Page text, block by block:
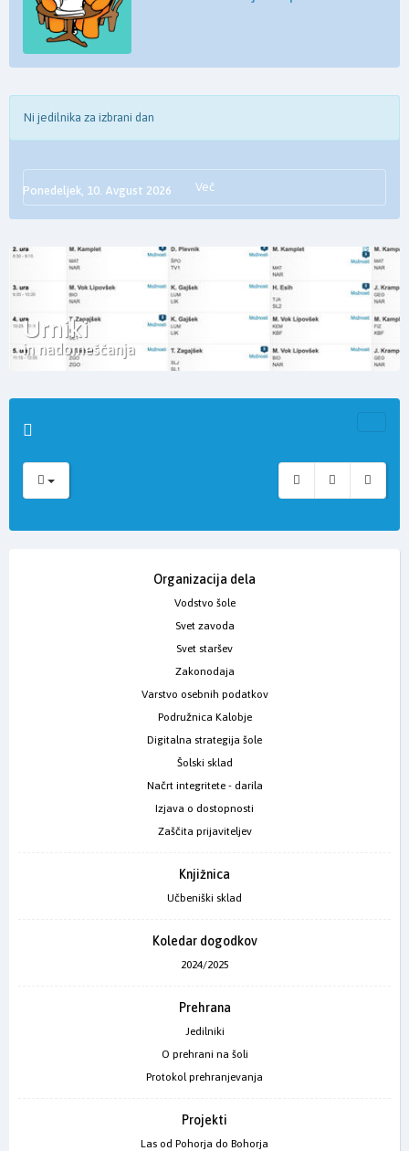
Ponedeljek, 10. Avgust 2026
Ni jedilnika za izbrani dan
Več
Urniki
in nadomeščanja
Organizacija dela
Vodstvo šole
Svet zavoda
Svet staršev
Zakonodaja
Varstvo osebnih podatkov
Podružnica Kalobje
Digitalna strategija šole
Šolski sklad
Načrt integritete - darila
Izjava o dostopnosti
Zaščita prijaviteljev
Knjižnica
Učbeniški sklad
Koledar dogodkov
2024/2025
Prehrana
Jedilniki
O prehrani na šoli
Protokol prehranjevanja
Projekti
Las od Pohorja do Bohorja